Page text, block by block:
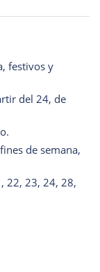
festivos y
del 24, de
fines de semana,
22, 23, 24, 28,